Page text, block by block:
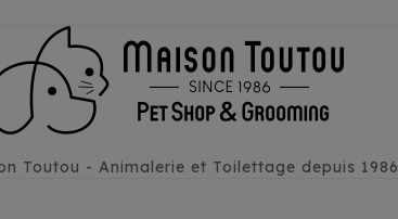
Toutou - Animalerie et Toilettage depuis 1986